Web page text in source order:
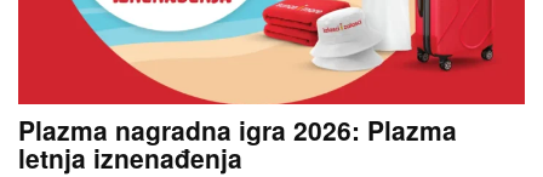
Plazma nagradna igra 2026: Plazma
letnja iznenađenja